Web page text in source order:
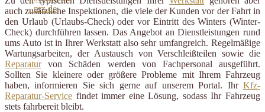
auch zusätzliche Inspektionen, die viele der Kunden vor der Fahrt in
den Urlaub (Urlaubs-Check) oder vor Eintritt des Winters (Winter-
Check) durchführen lassen. Das Angebot an Dienstleistungen rund
ums Auto ist in Ihrer Werkstatt also sehr umfangreich. Regelmäßige
Wartungsarbeiten, der Austausch von Verschleißteilen sowie die
Reparaturvon Schäden werden von Fachpersonal ausgeführt.
Sollten Sie kleinere oder größere Probleme mit Ihrem Fahrzeug
haben, informieren Sie sich gerne auf unserem Portal. Ihr Kfz-
Reparatur-Service findet immer eine Lösung, sodass Ihr Fahrzeug
stets fahrbereit bleibt.